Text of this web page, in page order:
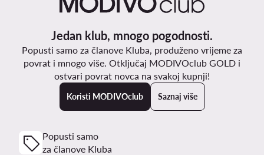
Jedan klub, mnogo pogodnosti.
Popusti samo za članove Kluba, produženo vrijeme za
povrat i mnogo više. Otključaj MODIVOclub GOLD i
ostvari povrat novca na svakoj kupnji!
Koristi MODIVOclub Saznaj više
Popusti samo
za članove Kluba